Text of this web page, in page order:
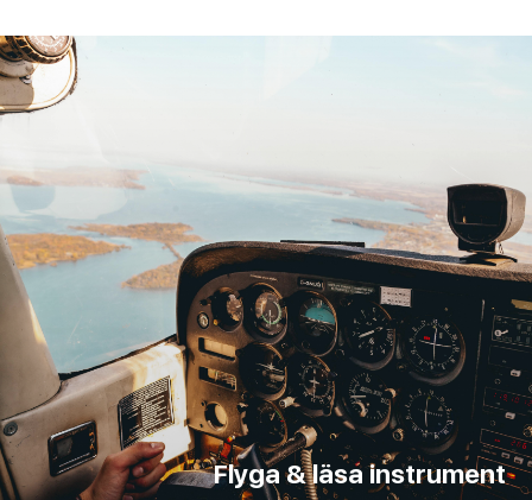
Flyga & läsa instrument